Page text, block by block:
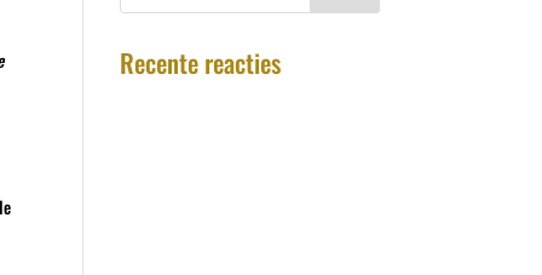
Recente reacties